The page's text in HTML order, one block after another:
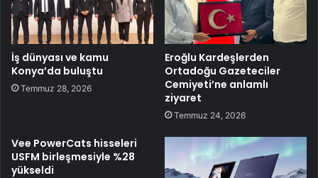
İş dünyası ve kamu
Konya’da buluştu
Temmuz 28, 2026
Eroğlu Kardeşlerden
Ortadoğu Gazeteciler
Cemiyeti’ne anlamlı
ziyaret
Temmuz 24, 2026
Vee PowerCats hisseleri
USFM birleşmesiyle %28
yükseldi